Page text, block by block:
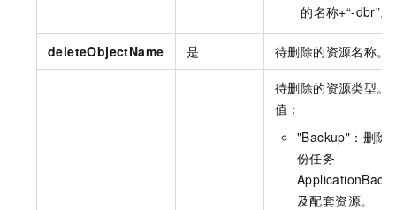
的名称+“-dbr”。
deleteObjectName 是 待删除的资源名称。
待删除的资源类型。
值：
"Backup" ：删除
份任务
及配套资源。